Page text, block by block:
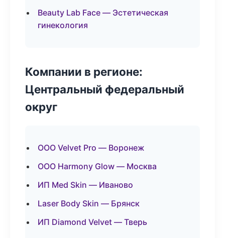
Beauty Lab Face — Эстетическая
гинекология
Компании в регионе:
Центральный федеральный
округ
ООО Velvet Pro — Воронеж
ООО Harmony Glow — Москва
ИП Med Skin — Иваново
Laser Body Skin — Брянск
ИП Diamond Velvet — Тверь